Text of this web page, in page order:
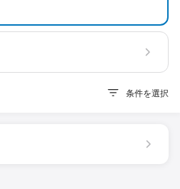
条件を選択